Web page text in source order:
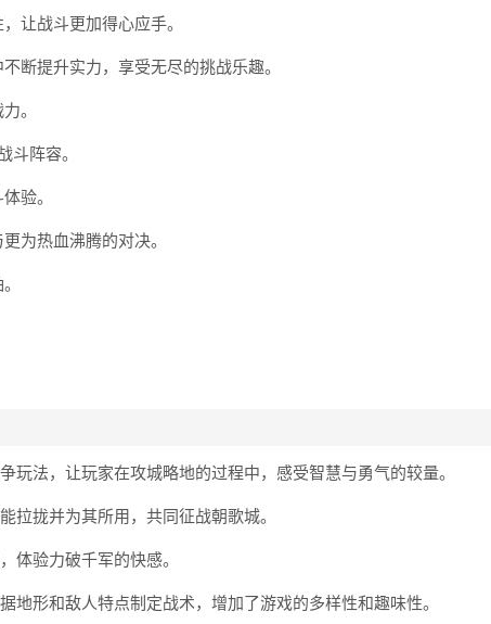
让战斗更加得心应手。
断提升实力，享受无尽的挑战乐趣。
。
斗阵容。
验。
为热血沸腾的对决。
法，让玩家在攻城略地的过程中，感受智慧与勇气的较量。
拉拢并为其所用，共同征战朝歌城。
体验力破千军的快感。
形和敌人特点制定战术，增加了游戏的多样性和趣味性。